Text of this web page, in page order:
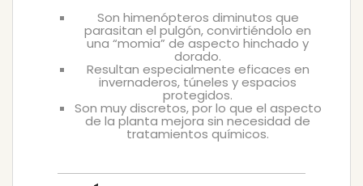
Son himenópteros diminutos que
parasitan el pulgón, convirtiéndolo en
una “momia” de aspecto hinchado y
dorado.
Resultan especialmente eficaces en
invernaderos, túneles y espacios
protegidos.
Son muy discretos, por lo que el aspecto
de la planta mejora sin necesidad de
tratamientos químicos.